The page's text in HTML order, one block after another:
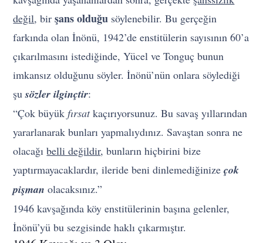
değil, birşans olduğu söylenebilir. Bu gerçeğin
farkında olan İnönü, 1942’de enstitülerin sayısının 60’a
çıkarılmasını istediğinde, Yücel ve Tonguç bunun
imkansız olduğunu söyler. İnönü’nün onlara söylediği
şusözler ilginçtir:
“Çok büyükfırsatkaçırıyorsunuz. Bu savaş yıllarından
yararlanarak bunları yapmalıydınız. Savaştan sonra ne
olacağıbelli değildir, bunların hiçbirini bize
yaptırmayacaklardır, ileride beni dinlemediğinizeçok
pişman olacaksınız.”
1946 kavşağında köy enstitülerinin başına gelenler,
İnönü’yü bu sezgisinde haklı çıkarmıştır.